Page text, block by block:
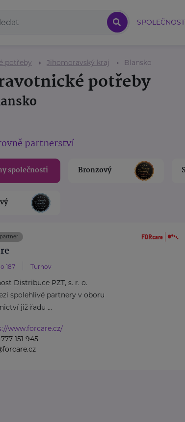
potřeby Jihomoravský kraj Blansko
potřeby
partnerství
společnosti Bronzový
187 Turnov
Distribuce PZT, s. r. o.
spolehlivé partnery v oboru
již řadu ...
www.forcare.cz/
151 945